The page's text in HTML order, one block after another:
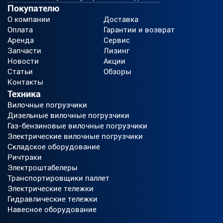
Гарантийные обязательства и все гарантийные
случаи подробно описаны в сервисной книжке,
которая выдается при покупке техники.
Запросите у вашего менеджера полный список
гарантийных случаев перед покупкой.
Покупателю
О компании
Доставка
Оплата
Гарантии и возврат
Аренда
Сервис
Запчасти
Лизинг
Новости
Акции
Статьи
Обзоры
Контакты
Техника
Вилочные погрузчики
Дизельные вилочные погрузчики
Газ-бензиновые вилочные погрузчики
Электрические вилочные погрузчики
Складское оборудование
Ричтраки
Электроштабелеры
Транспортировщики паллет
Электрические тележки
Гидравлические тележки
Навесное оборудование